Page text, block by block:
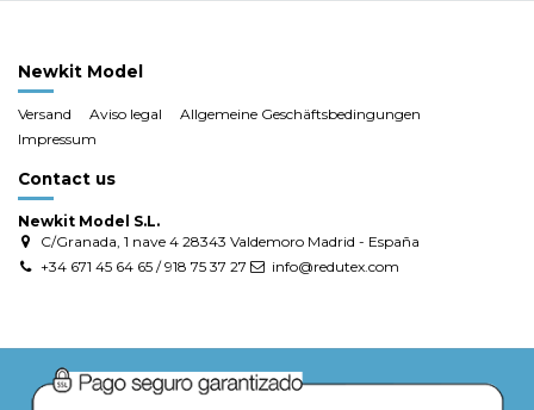
Newkit Model
Versand Aviso legal
Allgemeine Geschäftsbedingungen
Impressum
Contact us
Newkit Model S.L.
C/Granada, 1 nave 4 28343 Valdemoro Madrid - España
+34 671 45 64 65 / 918 75 37 27
info@redutex.com